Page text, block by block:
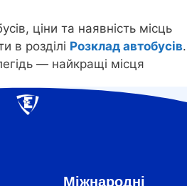
ціни та наявність місць
в розділі Розклад автобусів.
— найкращі місця
Міжнародні